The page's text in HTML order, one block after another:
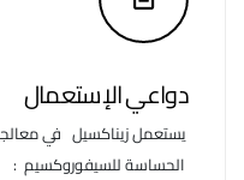
دواعي الإستعمال
يستعمل زيناكسيل في معالجة
الحساسة للسيفوروكسيم :